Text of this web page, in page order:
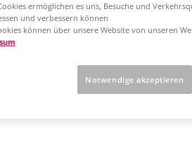
ermöglichen es uns, Besuche und
und verbessern können
können über unsere Website von unseren
Notwendige akzeptieren